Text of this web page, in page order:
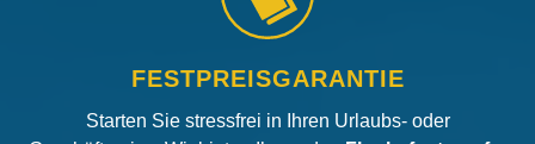
FESTPREISGARANTIE
Starten Sie stressfrei in Ihren Urlaubs- oder